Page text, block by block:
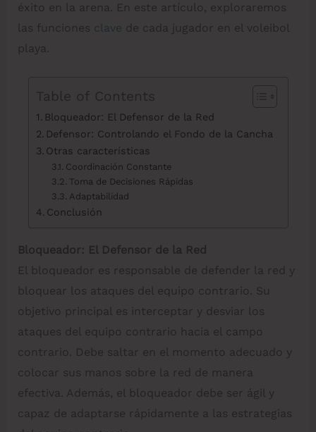
éxito en la arena. En este artículo, exploraremos
las funciones clave de cada jugador en el voleibol
playa.
Table of Contents
Bloqueador: El Defensor de la Red
Defensor: Controlando el Fondo de la Cancha
Otras características
Coordinación Constante
Toma de Decisiones Rápidas
Adaptabilidad
Conclusión
Bloqueador: El Defensor de la Red
El bloqueador es responsable de defender la red y
bloquear los ataques del equipo contrario. Su
objetivo principal es interceptar y desviar los
ataques del equipo contrario hacia el campo
contrario. Debe saltar en el momento adecuado y
colocar sus manos sobre la red de manera
efectiva. Además, el bloqueador debe ser ágil y
capaz de adaptarse rápidamente a las estrategias